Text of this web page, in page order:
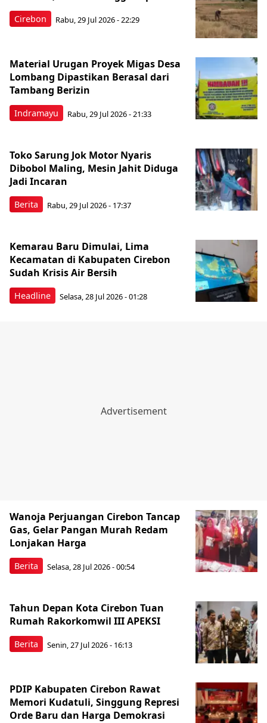
Cirebon Rabu, 29 Jul 2026 - 22:29
Indramayu
Material Urugan Proyek Migas Desa
Lombang Dipastikan Berasal dari
Tambang Berizin
Rabu, 29 Jul 2026 - 21:33
Berita
Toko Sarung Jok Motor Nyaris
Dibobol Maling, Mesin Jahit Diduga
Jadi Incaran
Rabu, 29 Jul 2026 - 17:37
Headline
Kemarau Baru Dimulai, Lima
Kecamatan di Kabupaten Cirebon
Sudah Krisis Air Bersih
Selasa, 28 Jul 2026 - 01:28
Berita
Wanoja Perjuangan Cirebon Tancap
Gas, Gelar Pangan Murah Redam
Lonjakan Harga
Selasa, 28 Jul 2026 - 00:54
Berita
Tahun Depan Kota Cirebon Tuan
Rumah Rakorkomwil III APEKSI
Senin, 27 Jul 2026 - 16:13
PDIP Kabupaten Cirebon Rawat
Memori Kudatuli, Singgung Represi
Orde Baru dan Harga Demokrasi